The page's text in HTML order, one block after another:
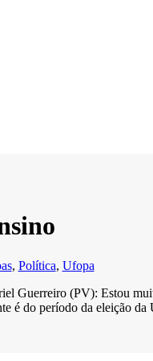
, Política, Ufopa
Guerreiro (PV): Estou
é do período da eleição